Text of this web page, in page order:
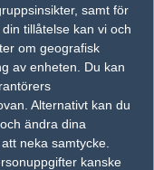
samt för
din tillåtelse kan vi och
om geografisk
av enheten. Du kan
Alternativt kan du
ändra dina
neka samtycke.
kanske
vackra bites på en
snabbt och smärtfritt!